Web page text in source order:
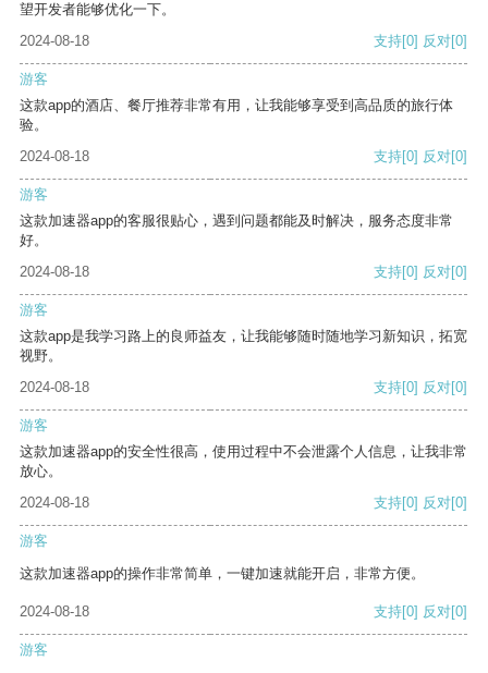
望开发者能够优化一下。
2024-08-18
支持[0] 反对[0]
游客
这款app的酒店、餐厅推荐非常有用，让我能够享受到高品质的旅行体
验。
2024-08-18
支持[0] 反对[0]
游客
这款加速器app的客服很贴心，遇到问题都能及时解决，服务态度非常
好。
2024-08-18
支持[0] 反对[0]
游客
这款app是我学习路上的良师益友，让我能够随时随地学习新知识，拓宽
视野。
2024-08-18
支持[0] 反对[0]
游客
这款加速器app的安全性很高，使用过程中不会泄露个人信息，让我非常
放心。
2024-08-18
支持[0] 反对[0]
游客
这款加速器app的操作非常简单，一键加速就能开启，非常方便。
2024-08-18 支持[0] 反对[0]
游客